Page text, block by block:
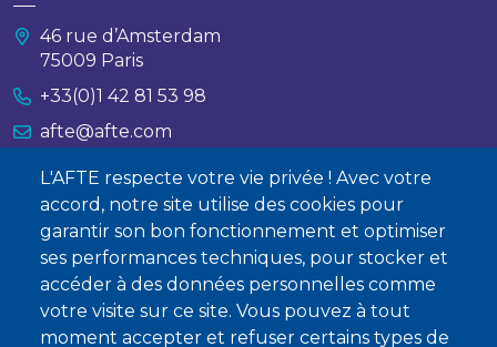
L'AFTE respecte votre vie privée ! Avec votre
accord, notre site utilise des cookies pour
garantir son bon fonctionnement et optimiser
ses performances techniques, pour stocker et
accéder à des données personnelles comme
votre visite sur ce site. Vous pouvez à tout
moment accepter et refuser certains types de
46 rue d’Amsterdam
75009 Paris
+33(0)1 42 81 53 98
afte@afte.com
Nous contacter
À propos
Qui sommes-nous ?
Devenir membre